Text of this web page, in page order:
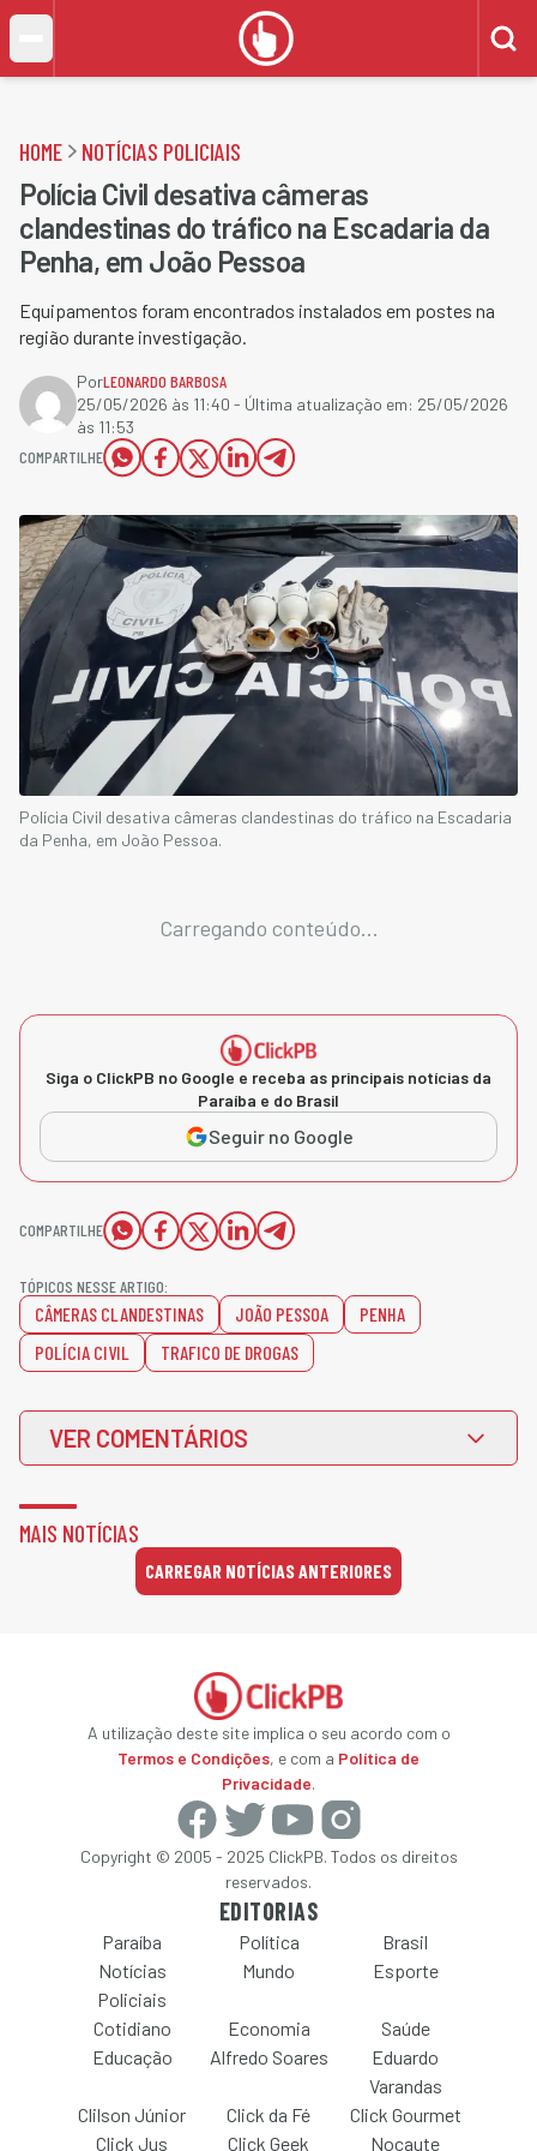
HOME NOTÍCIAS POLICIAIS
Polícia Civil desativa câmeras
clandestinas do tráfico na Escadaria da
Penha, em João Pessoa
Equipamentos foram encontrados instalados em postes na
região durante investigação.
PorLEONARDO BARBOSA
25/05/2026 às 11:40 - Última atualização em: 25/05/2026
às 11:53
COMPARTILHE
Polícia Civil desativa câmeras clandestinas do tráfico na Escadaria
da Penha, em João Pessoa.
Carregando conteúdo...
Siga o ClickPB no Google e receba as principais notícias da
Paraíba e do Brasil
Seguir no Google
COMPARTILHE
TÓPICOS NESSE ARTIGO:
CÂMERAS CLANDESTINAS JOÃO PESSOA
PENHA
POLÍCIA CIVIL
TRAFICO DE DROGAS
VER COMENTÁRIOS
MAIS NOTÍCIAS
CARREGAR NOTÍCIAS ANTERIORES
A utilização deste site implica o seu acordo com o
Termos e Condições, e com a Política de
Privacidade.
Copyright © 2005 - 2025 ClickPB. Todos os direitos
reservados.
EDITORIAS
Paraíba Política
Brasil
Notícias
Policiais
Mundo Esporte
Cotidiano Economia
Saúde
Educação
Alfredo Soares
Eduardo
Varandas
Clilson Júnior
Click da Fé
Click Gourmet
Click Jus
Click Geek Nocaute